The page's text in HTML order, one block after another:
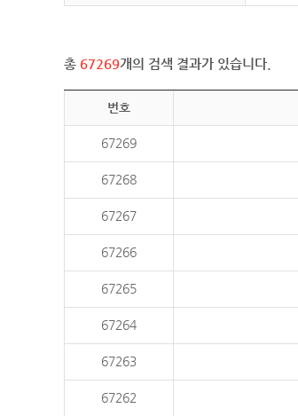
총 67269개의 검색 결과가 있습니다.
번호
67269
67268
67267
67266
67265
67264
67263
67262